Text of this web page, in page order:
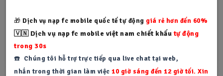
🎊 Túi Mù Fc Mobile 30k
30.000đ
🎊 Túi Mù Fc Mobile 45k
45.000đ
🎁 Dịch vụ nạp fc mobile quốc tế tự động giá rẻ hơn đến 60%
🇻🇳 Dịch vụ nạp fc mobile việt nam chiết khấutự động
trong 30s
☎️ Chúng tôi hỗ trợ trực tiếp qua live chat tại web,
nhắn trong thời gian làm việc 10 giờ sáng đến 12 giờ tối. Xin